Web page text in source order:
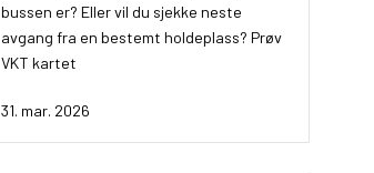
bussen er? Eller vil du sjekke neste
avgang fra en bestemt holdeplass? Prøv
VKT kartet
31. mar. 2026